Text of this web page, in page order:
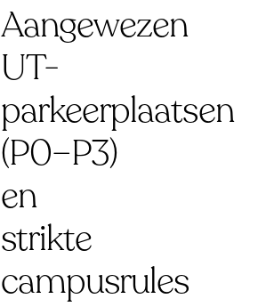
Aangewezen
UT-
parkeerplaatsen
(P0–P3)
en
strikte
campusrules